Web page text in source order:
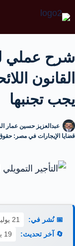
شرح عملي لـ
القانون
يجب تجنبها
عبدالعزيز حسين عمار
قضايا الإيجارات في مصر:
📅 نُشر في:
21 يوليو، 2022
🔄 آخر تحديث:
19 يوليو، 2026